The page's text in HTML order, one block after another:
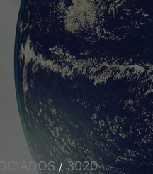
/ 3020